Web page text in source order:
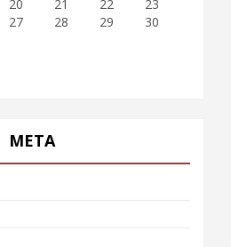
20 21 22
23
27 28 29
30
META